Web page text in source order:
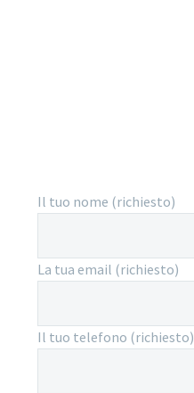
Il tuo nome (richiesto)
La tua email (richiesto)
Il tuo telefono (richiesto)